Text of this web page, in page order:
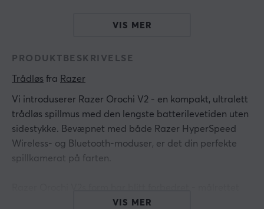
VIS MER
PRODUKTBESKRIVELSE
Trådløs fra Razer
Vi introduserer Razer Orochi V2 - en kompakt, ultralett
trådløs spillmus med den lengste batterilevetiden uten
sidestykke. Bevæpnet med både Razer HyperSpeed
Wireless- og Bluetooth-moduser, er det din perfekte
spillkamerat på farten.
redesignet for en mer naturlig passform som sikrer
VIS MER